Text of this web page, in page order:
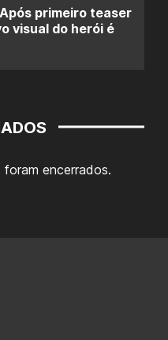
primeiro teaser
visual do herói é
encerrados.